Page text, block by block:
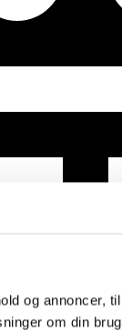
og annoncer,
om din